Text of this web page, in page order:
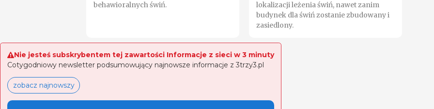
behawioralnych świń.
lokalizacji leżenia świń, nawet zanim
budynek dla świń zostanie zbudowany i
zasiedlony.
Nie jesteś subskrybentem tej zawartości Informacje z sieci w 3 minuty
Cotygodniowy newsletter podsumowujący najnowsze informacje z 3trzy3.pl
zobacz najnowszy